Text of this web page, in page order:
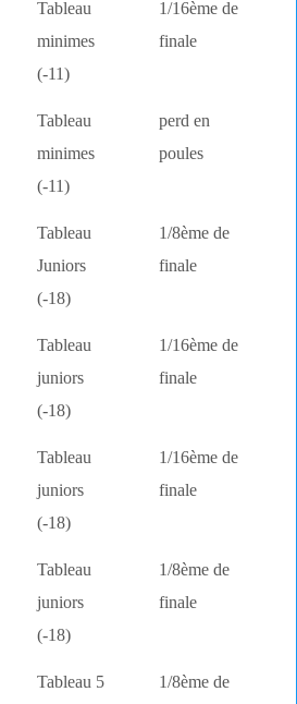
Tableau
minimes
(-11)
1/16ème de
finale
Tableau
minimes
(-11)
perd en
poules
Tableau
Juniors
(-18)
1/8ème de
finale
Tableau
juniors
(-18)
1/16ème de
finale
Tableau
juniors
(-18)
1/16ème de
finale
Tableau
juniors
(-18)
1/8ème de
finale
Tableau 5
1/8ème de